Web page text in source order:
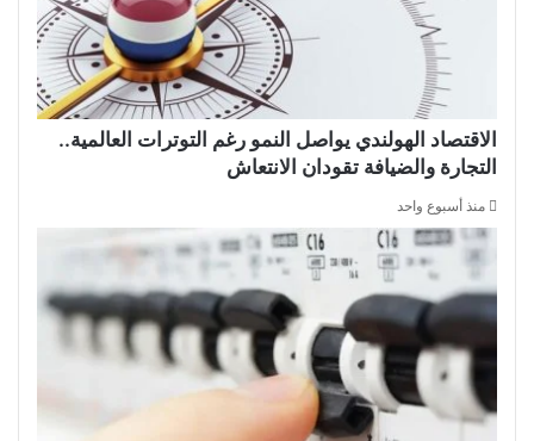
الاقتصاد الهولندي يواصل النمو رغم التوترات العالمية..
التجارة والضيافة تقودان الانتعاش
منذ أسبوع واحد